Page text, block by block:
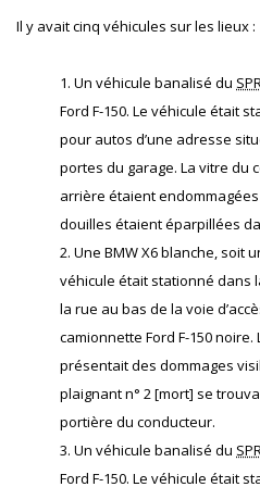
Il y avait cinq véhicules sur les lieux :
1. Un véhicule banalisé du
Ford F-150. Le véhicule était
pour autos d’une adresse
portes du garage. La vitre du
arrière étaient
douilles étaient éparpillées
2. Une BMW X6 blanche, soit
véhicule était stationné dans
la rue au bas de la voie
camionnette Ford F-150
présentait des dommages
plaignant n° 2 [mort] se
portière du conducteur.
3. Un véhicule banalisé du
Ford F-150. Le véhicule était